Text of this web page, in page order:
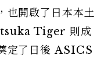
也開啟了日本本土
Tiger 則成
定了日後 ASICS